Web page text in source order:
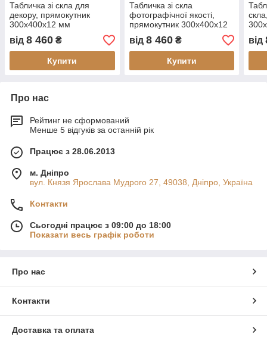
Табличка зі скла для
декору, прямокутник
300х400х12 мм
від 8 460 ₴
Купити
Табличка зі скла
фотографічної якості,
прямокутник 300х400х12
мм
від 8 460₴
Купити
від
Про нас
Рейтинг не сформований
Менше 5 відгуків за останній рік
Працює з 28.06.2013
м. Дніпро
вул. Князя Ярослава Мудрого 27, 49038, Дніпро, Україна
Контакти
Сьогодні працює з 09:00 до 18:00
Показати весь графік роботи
Про нас
Контакти
Доставка та оплата